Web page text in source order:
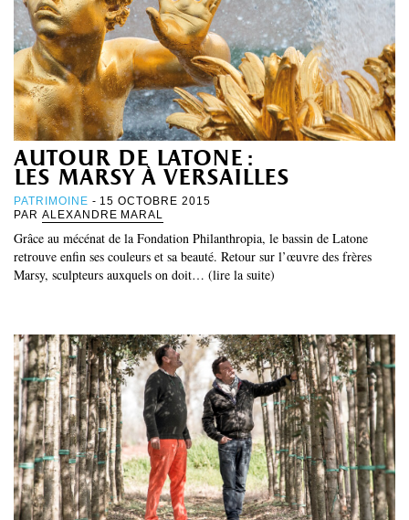
autour de latone :
les marsy à versailles
PATRIMOINE - 15 OCTOBRE 2015
PAR ALEXANDRE MARAL
Grâce au mécénat de la Fondation Philanthropia, le bassin de Latone
retrouve enfin ses couleurs et sa beauté. Retour sur l’œuvre des frères
Marsy, sculpteurs auxquels on doit… (lire la suite)